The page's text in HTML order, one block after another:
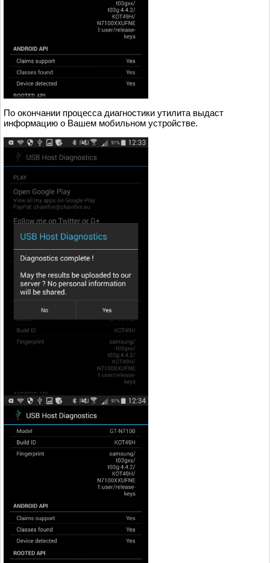
По окончании процесса диагностики утилита выдаст
информацию о Вашем мобильном устройстве.